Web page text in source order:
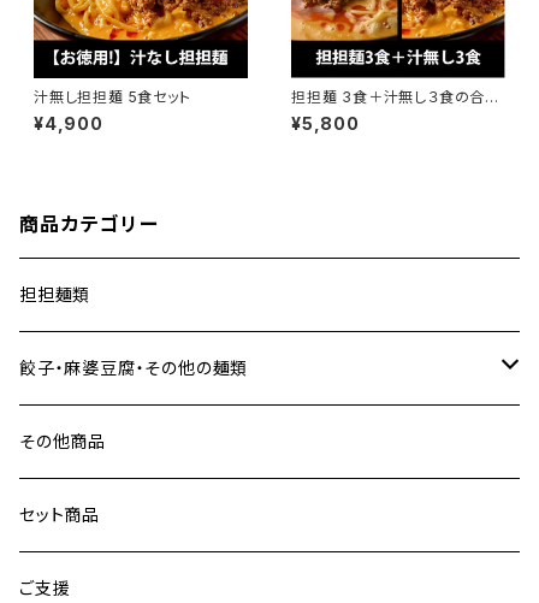
汁無し担担麺 5食セット
¥4,900
担担麺 3食＋汁無し３食の合計
6食セット
¥5,800
商品カテゴリー
担担麺類
餃子・麻婆豆腐・その他の麺類
餃子
麻婆豆腐
麺類
その他商品
セット商品
ご支援